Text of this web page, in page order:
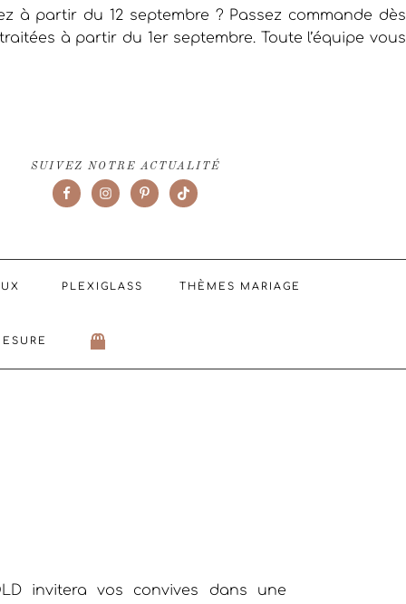
à partir du 12 septembre ? Passez commande dès
à partir du 1er septembre. Toute l’équipe vous
SUIVEZ NOTRE ACTUALITÉ
PLEXIGLASS THÈMES MARIAGE
invitera vos convives dans une